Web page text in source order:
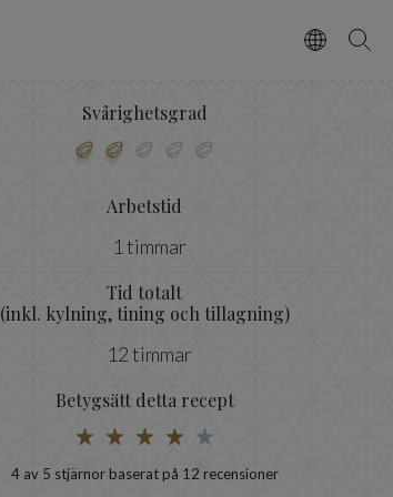
VælgSøg
Svårighetsgrad
Arbetstid
1 timmar
Tid totalt
(inkl. kylning, tining och tillagning)
12 timmar
Betygsätt detta recept
4av 5 stjärnor baserat på 12 recensioner